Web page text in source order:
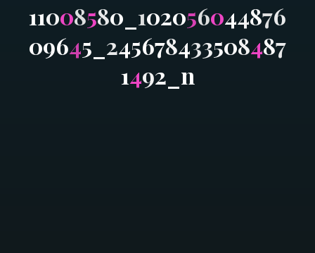
11008580 102056044876
09645 245678433508487
1492 n